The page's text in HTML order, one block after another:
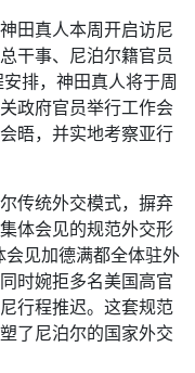
田真人本周开启访尼
干事、尼泊尔籍官员
排，神田真人将于周
政府官员举行工作会
晤，并实地考察亚行
传统外交模式，摒弃
体会见的规范外交形
见加德满都全体驻外
时婉拒多名美国高官
行程推迟。这套规范
了尼泊尔的国家外交